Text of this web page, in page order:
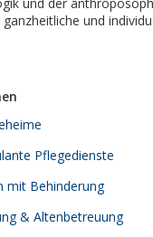
und
Pflegedienste
mit Behinderung
& Altenbetreuung